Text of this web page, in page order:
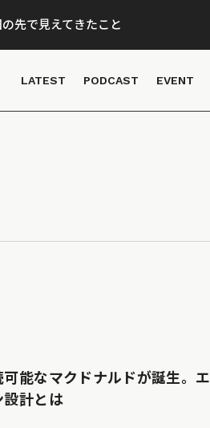
先で見えてきたこと
LATEST PODCAST EVENT
能なマクドナルドが誕生。エ
設計とは